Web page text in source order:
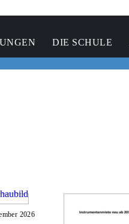
DIE SCHULE
2026